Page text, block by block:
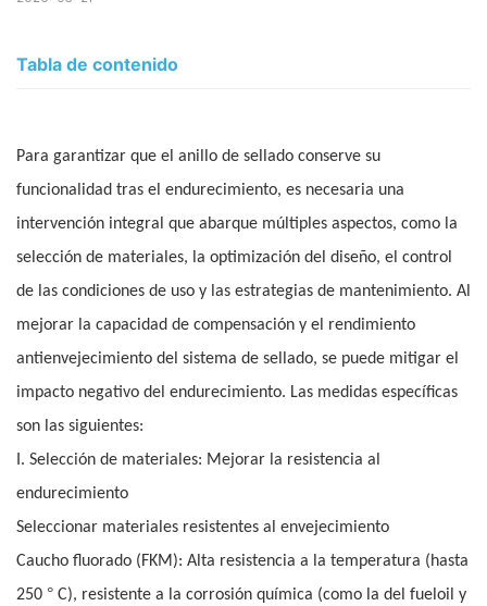
Tabla de contenido
Para garantizar que el anillo de sellado conserve su
funcionalidad tras el endurecimiento, es necesaria una
intervención integral que abarque múltiples aspectos, como la
selección de materiales, la optimización del diseño, el control
de las condiciones de uso y las estrategias de mantenimiento. Al
mejorar la capacidad de compensación y el rendimiento
antienvejecimiento del sistema de sellado, se puede mitigar el
impacto negativo del endurecimiento. Las medidas específicas
son las siguientes:
I. Selección de materiales: Mejorar la resistencia al
endurecimiento
Seleccionar materiales resistentes al envejecimiento
Caucho fluorado (FKM): Alta resistencia a la temperatura (hasta
250 ° C), resistente a la corrosión química (como la del fueloil y